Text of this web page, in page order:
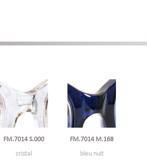
FM.7014 S.000
cristal
FM.7014 M.168
bleu nuit